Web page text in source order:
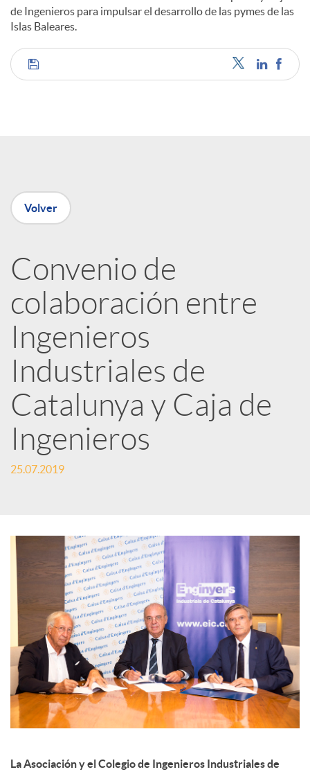
de Ingenieros para impulsar el desarrollo de las pymes de las
Islas Baleares.
C
p
a
r
t
i
r
e
n
R
e
d
e
Volver
Convenio de
colaboración entre
Ingenieros
Industriales de
Catalunya y Caja de
Ingenieros
25.07.2019
La Asociación y el Colegio de Ingenieros Industriales de